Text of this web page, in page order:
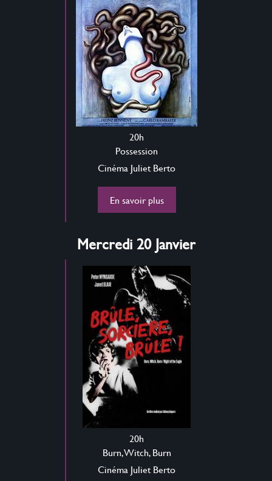
20h
Possession
Cinéma Juliet Berto
En savoir plus
Mercredi 20 Janvier
20h
Burn, Witch, Burn
Cinéma Juliet Berto